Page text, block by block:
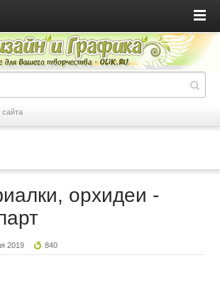
сайта
орхидеи -
2019 840